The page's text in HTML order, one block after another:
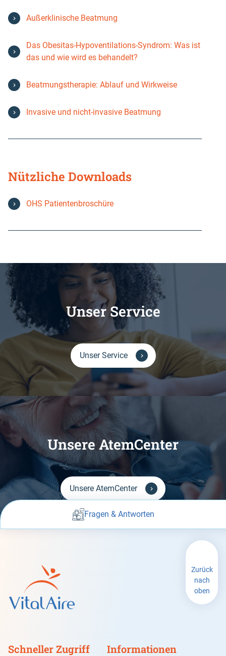
Fragen & Antworten
Außerklinische Beatmung
Das Obesitas-Hypoventilations-Syndrom: Was ist
das und wie wird es behandelt?
Beatmungstherapie: Ablauf und Wirkweise
Invasive und nicht-invasive Beatmung
Nützliche Downloads
OHS Patientenbroschüre
Unser Service
Unser Service
Unsere AtemCenter
Unsere AtemCenter
Schneller Zugriff Informationen
Zurück
nach
oben